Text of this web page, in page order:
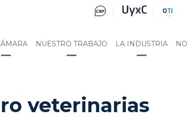
NUESTRO TRABAJO LA INDUSTRIA
veterinarias